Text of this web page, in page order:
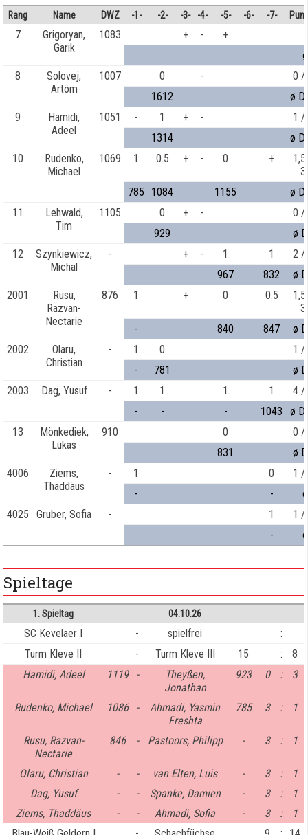
Rang Name DWZ -1- -2- -3- -4- -5- -6- -7-
7
Grigoryan,
Garik
1083 + -
+
8
Solovej,
Artöm
1007 0 -
0 /
1612
ø
9
Hamidi,
Adeel
1051 - 1 + -
1 /
1314
ø
10
Rudenko,
Michael
1069 1 0.5 + - 0 +
3
785
1084 1155
ø
11
Lehwald,
Tim
1105 0 + -
0 /
929
ø
12
Szynkiewicz,
Michal
- + - 1 1
2 /
967
832
ø
2001
Rusu,
Razvan-
Nectarie
876 1 + 0 0.5
3
-
840 847
ø
2002
Olaru,
Christian
- 1 0
1 /
-
781
ø
2003
Dag, Yusuf - 1 1 1 1
4 /
-
- - 1043
ø
13
Mönkediek,
Lukas
910 0
0 /
831
ø
4006
Ziems,
Thaddäus
- 1 0
1 /
-
-
4025
Gruber, Sofia - 1
1 /
-
Spieltage
1. Spieltag 04.10.26
SC Kevelaer I - spielfrei
:
Turm Kleve II
- Turm Kleve III 15 :
8
Hamidi, Adeel
1119 -
Theyßen,
Jonathan
923 0 : 3
Rudenko, Michael 1086 -
Ahmadi, Yasmin
Freshta
785 3 : 1
Rusu, Razvan-
Nectarie
846 - Pastoors, Philipp - 3 : 1
Olaru, Christian - - van Elten, Luis - 3 :
1
Dag, Yusuf
- - Spanke, Damien - 3 :
1
Ziems, Thaddäus
- - Ahmadi, Sofia - 3 :
1